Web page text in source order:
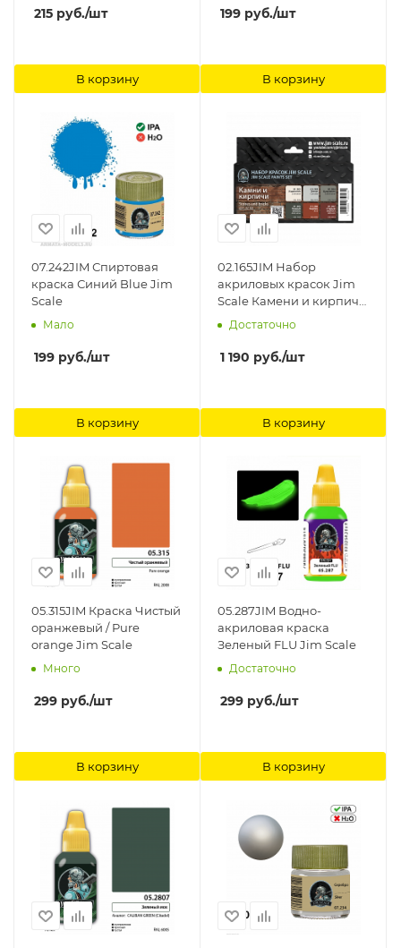
215 руб./шт
В корзину
199 руб./шт
В корзину
07.242JIM Спиртовая
краска Синий Blue Jim
Scale
Мало
199 руб./шт
В корзину
02.165JIM Набор
акриловых красок Jim
Scale Камени и кирпичи
Jim Scale
Достаточно
1 190 руб./шт
В корзину
05.315JIM Краска Чистый
оранжевый / Pure
orange Jim Scale
Много
299 руб./шт
В корзину
05.287JIM Водно-
акриловая краска
Зеленый FLU Jim Scale
Достаточно
299 руб./шт
В корзину